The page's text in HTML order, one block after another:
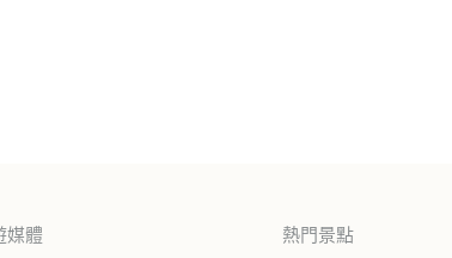
媒體 熱門景點